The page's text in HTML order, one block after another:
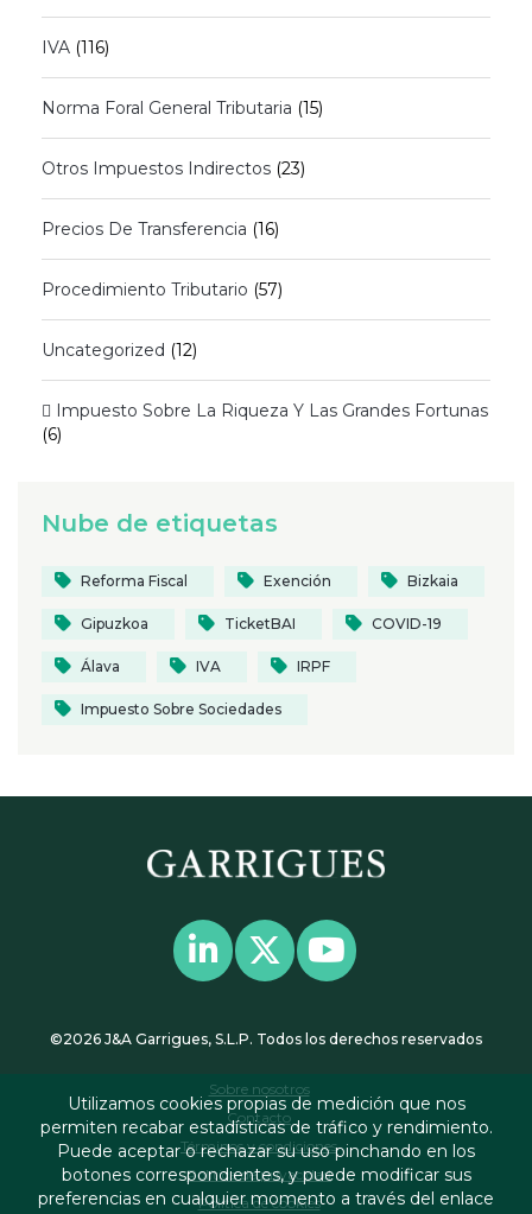
IVA (116)
Norma Foral General Tributaria (15)
Otros Impuestos Indirectos (23)
Precios De Transferencia (16)
Procedimiento Tributario (57)
Uncategorized (12)
 Impuesto Sobre La Riqueza Y Las Grandes Fortunas
(6)
Nube de etiquetas
Reforma Fiscal Exención Bizkaia
Gipuzkoa TicketBAI COVID-19
Álava IVA IRPF
Impuesto Sobre Sociedades
©2026 J&A Garrigues, S.L.P. Todos los derechos reservados
Sobre nosotros
Contacto
Términos y condiciones
Política de privacidad
Política de cookies
Utilizamos cookies propias de medición que nos
permiten recabar estadísticas de tráfico y rendimiento.
Puede aceptar o rechazar su uso pinchando en los
botones correspondientes, y puede modificar sus
preferencias en cualquier momento a través del enlace